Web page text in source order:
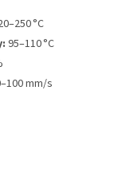
°C
95–110 °C
mm/s